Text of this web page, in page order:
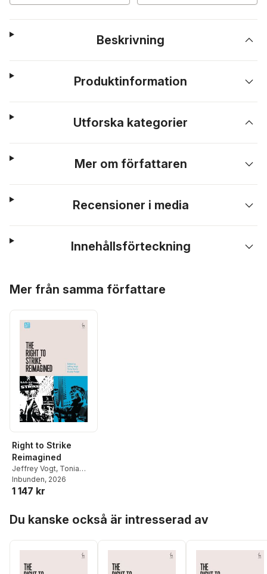
Beskrivning
Produktinformation
Utforska kategorier
Mer om författaren
Recensioner i media
Innehållsförteckning
Mer från samma författare
Right to Strike
Reimagined
Jeffrey Vogt, Tonia
Novitz,Judy Fudge
Inbunden, 2026
1 147 kr
Du kanske också är intresserad av